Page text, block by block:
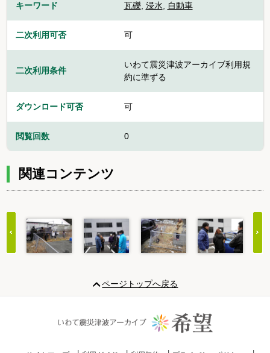
キーワード 瓦礫, 浸水, 自動車
二次利用可否 可
二次利用条件
いわて震災津波アーカイブ利用規
約に準ずる
ダウンロード可否 可
閲覧回数 0
関連コンテンツ
20
ページトップへ戻る